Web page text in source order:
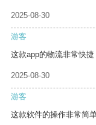
2025-08-30
游客
这款app的物流非常快捷
2025-08-30
游客
这款软件的操作非常简